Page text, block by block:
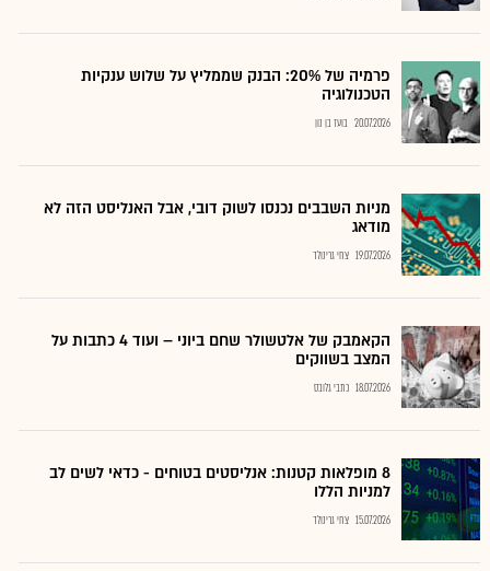
פרמיה של 20%: הבנק שממליץ על שלוש ענקיות
הטכנולוגיה
20.07.2026 בועז בן נון
מניות השבבים נכנסו לשוק דובי, אבל האנליסט הזה לא
מודאג
19.07.2026 צחי גרינולד
הקאמבק של אלטשולר שחם ביוני – ועוד 4 כתבות על
המצב בשווקים
18.07.2026 כתבי גלובס
8 מופלאות קטנות: אנליסטים בטוחים - כדאי לשים לב
למניות הללו
15.07.2026 צחי גרינולד